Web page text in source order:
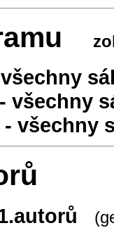
všechny
- všechny